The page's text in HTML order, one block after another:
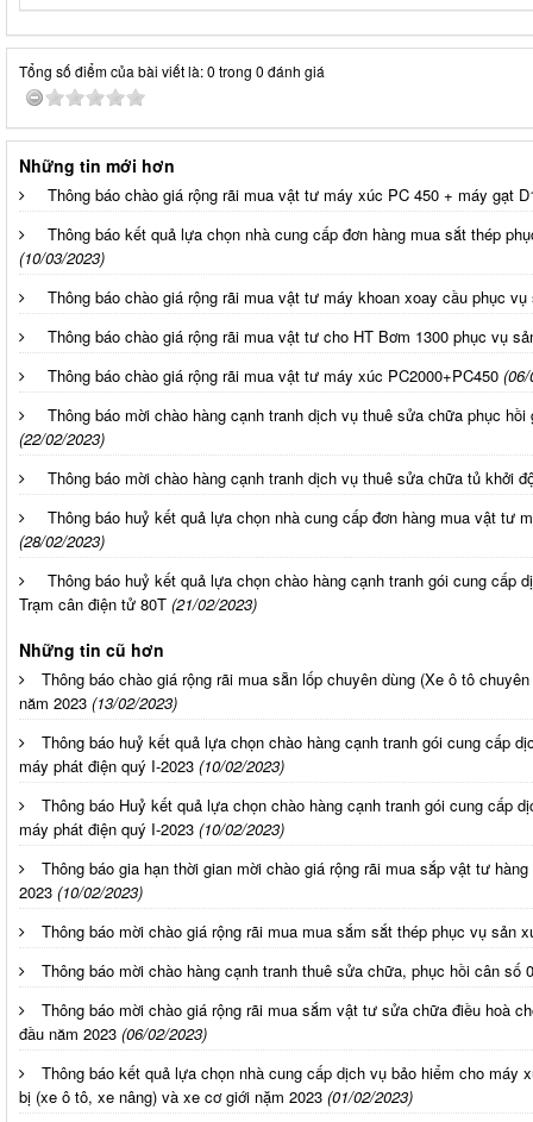
Tổng số điểm của bài viết là: 0 trong 0 đánh giá
Những tin mới hơn
Thông báo chào giá rộng rãi mua vật tư máy xúc PC 450 + máy gạt
Thông báo kết quả lựa chọn nhà cung cấp đơn hàng mua sắt thép
(10/03/2023)
Thông báo chào giá rộng rãi mua vật tư máy khoan xoay cầu phục vụ
Thông báo chào giá rộng rãi mua vật tư cho HT Bơm 1300 phục vụ
Thông báo chào giá rộng rãi mua vật tư máy xúc PC2000+PC450
Thông báo mời chào hàng cạnh tranh dịch vụ thuê sửa chữa phục
(22/02/2023)
Thông báo mời chào hàng cạnh tranh dịch vụ thuê sửa chữa tủ khởi
Thông báo huỷ kết quả lựa chọn nhà cung cấp đơn hàng mua vật tư
(28/02/2023)
Thông báo huỷ kết quả lựa chọn chào hàng cạnh tranh gói cung cấp
Trạm cân điện tử 80T (21/02/2023)
Những tin cũ hơn
Thông báo chào giá rộng rãi mua sẵn lốp chuyên dùng (Xe ô tô
năm 2023 (13/02/2023)
Thông báo huỷ kết quả lựa chọn chào hàng cạnh tranh gói cung cấp
máy phát điện quý I-2023 (10/02/2023)
Thông báo Huỷ kết quả lựa chọn chào hàng cạnh tranh gói cung cấp
máy phát điện quý I-2023 (10/02/2023)
Thông báo gia hạn thời gian mời chào giá rộng rãi mua sắp vật tư
2023 (10/02/2023)
Thông báo mời chào giá rộng rãi mua mua sắm sắt thép phục vụ sản
Thông báo mời chào hàng cạnh tranh thuê sửa chữa, phục hồi cân số
Thông báo mời chào giá rộng rãi mua sắm vật tư sửa chữa điều hoà
đầu năm 2023 (06/02/2023)
Thông báo kết quả lựa chọn nhà cung cấp dịch vụ bảo hiểm cho máy
bị (xe ô tô, xe nâng) và xe cơ giới nặm 2023 (01/02/2023)